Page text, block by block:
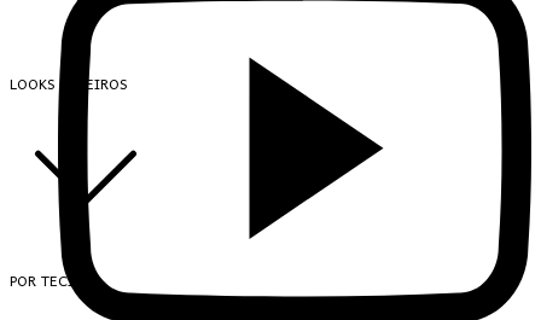
LOOKS INTEIROS
POR TECIDO